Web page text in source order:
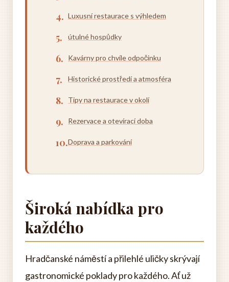
Luxusní restaurace s výhledem
útulné hospůdky
Kavárny pro chvíle odpočinku
Historické prostředí a atmosféra
Tipy na restaurace v okolí
Rezervace a otevírací doba
Doprava a parkování
Široká nabídka pro
každého
Hradčanské náměstí a přilehlé uličky skrývají
gastronomické poklady pro každého. Ať už